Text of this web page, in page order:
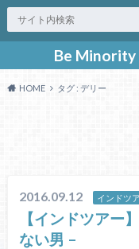
Be Minority
HOME タグ : デリー
2016.09.12 インドツ
【インドツアー
ない男 –